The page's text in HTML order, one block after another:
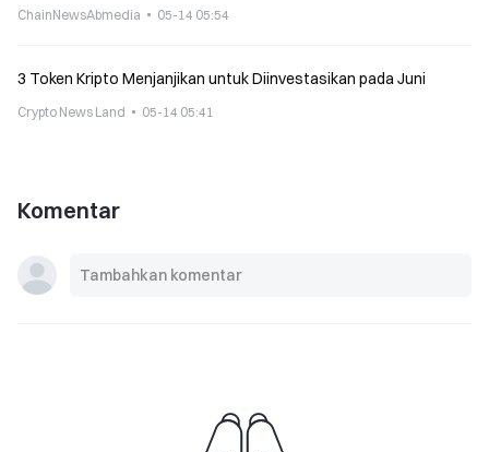
ChainNewsAbmedia 05-14 05:54
3 Token Kripto Menjanjikan untuk Diinvestasikan pada Juni
Crypto News Land 05-14 05:41
Komentar